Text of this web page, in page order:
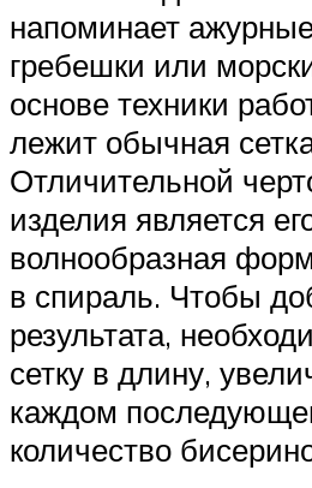
напоминает
гребешки или
основе техники
лежит обычная
Отличительной
изделия является
волнообразная
в спираль. Чтобы
результата,
сетку в длину,
каждом
количество